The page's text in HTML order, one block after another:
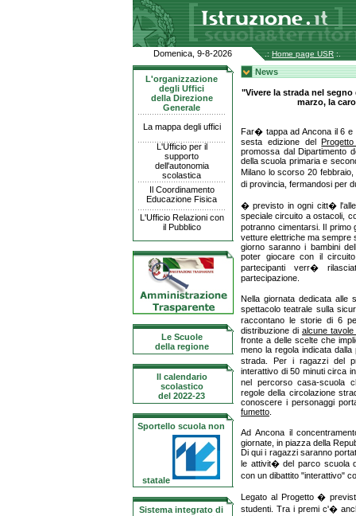
Domenica, 9-8-2026 .: Home page USR :.
L'organizzazione
degli Uffici
della Direzione
Generale
La mappa degli uffici
L'Ufficio per il
supporto
dell'autonomia
scolastica
Il Coordinamento
Educazione Fisica
L'Ufficio Relazioni con
il Pubblico
Le Scuole
della regione
Il calendario
scolastico
del 2022-23
Sportello scuola non
statale
Sistema integrato di
News
"Vivere la strada nel
marzo, la
Far� tappa ad Ancona il 6 e
sesta edizione del
promossa dal Dipartimento
della scuola primaria e
Milano lo scorso 20
di provincia, fermandosi per
� previsto in ogni citt�
speciale circuito a ostacoli,
potranno cimentarsi. Il
vetture elettriche ma sempre
giorno saranno i bambini
poter giocare con il
partecipanti verr�
partecipazione.
Nella giornata dedicata alle
spettacolo teatrale sulla
raccontano le storie di 6
distribuzione di alcune tavole
fronte a delle scelte che
meno la regola indicata
strada. Per i ragazzi del
interattivo di 50 minuti circa
nel percorso casa-scuola
regole della circolazione
conoscere i personaggi
fumetto
Ad Ancona il
giornate, in piazza della
Di qui i ragazzi saranno
le attivit� del parco scuola
con un dibattito "interattivo"
Legato al Progetto �
studenti. Tra i premi c'�